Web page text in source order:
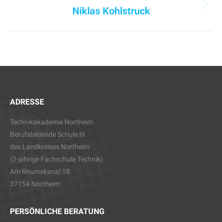
Nächster
Niklas Kohlstruck
ADRESSE
Technikakademie Northeim
Berufsbildende Schule III
des Landkreises Northeim
(2-jährige Fachschule Technik)
Am Rhumekanal 18
37154 Northeim
PERSÖNLICHE BERATUNG